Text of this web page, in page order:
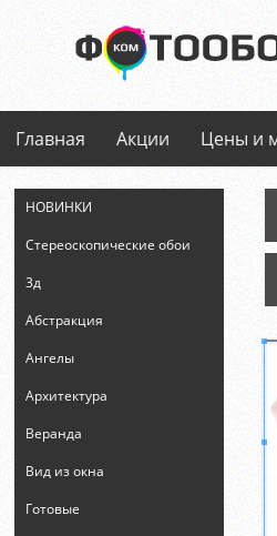
Главная Акции Цены и
НОВИНКИ
Стереоскопические обои
3д
Абстракция
Ангелы
Архитектура
Веранда
Вид из окна
Готовые